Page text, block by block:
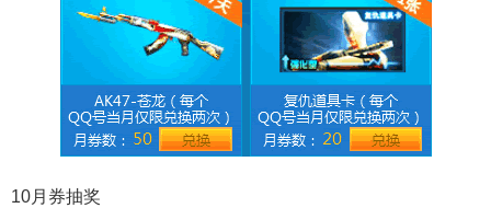
10月券抽奖